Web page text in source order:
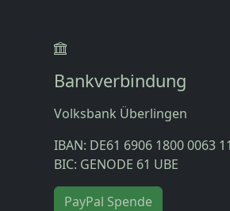
Bankverbindung
Volksbank Überlingen
IBAN: DE61 6906 1800 0063
BIC: GENODE 61 UBE
PayPal Spende